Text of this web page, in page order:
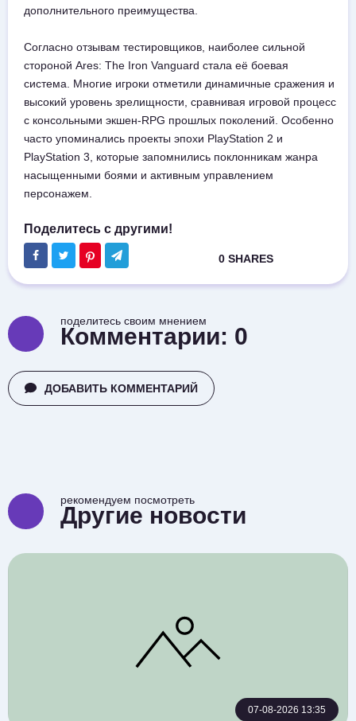
дополнительного преимущества.
Согласно отзывам тестировщиков, наиболее сильной
стороной Ares: The Iron Vanguard стала её боевая
система. Многие игроки отметили динамичные сражения и
высокий уровень зрелищности, сравнивая игровой процесс
с консольными экшен-RPG прошлых поколений. Особенно
часто упоминались проекты эпохи PlayStation 2 и
PlayStation 3, которые запомнились поклонникам жанра
насыщенными боями и активным управлением
персонажем.
поделитесь своим мнением
Комментарии: 0
ДОБАВИТЬ КОММЕНТАРИЙ
рекомендуем посмотреть
Другие новости
07-08-2026 13:35